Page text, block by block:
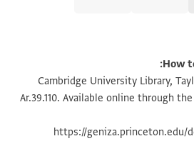
הגדל וסובב
How
Cambridge University Library,
Ar.39.110. Available online through
https://geniza.princeton.edu/